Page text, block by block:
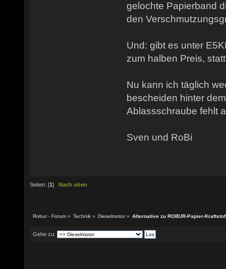
gelochte Papierband
den
Und: gibt es unter
zum halben Preis,
Nu kann ich täglich
bescheiden hinter
Ablassschraube fehlt
Sven und RoBi
Seiten: [1] Nach oben
Robur - Forum » Technik » Dieselmotor» Alternative zu ROBUR-Papier-
Gehe zu: